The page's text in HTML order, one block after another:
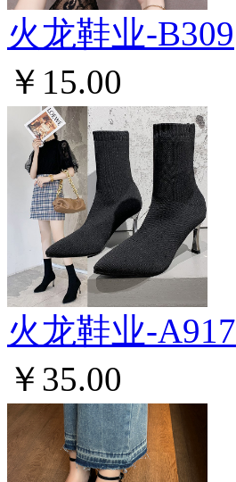
火龙鞋业-B309
￥15.00
火龙鞋业-A917
￥35.00